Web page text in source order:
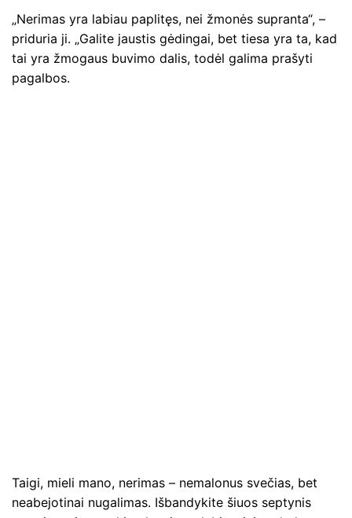
„Nerimas yra labiau paplitęs, nei žmonės supranta“, –
priduria ji. „Galite jaustis gėdingai, bet tiesa yra ta, kad
tai yra žmogaus buvimo dalis, todėl galima prašyti
pagalbos.
Taigi, mieli mano, nerimas – nemalonus svečias, bet
neabejotinai nugalimas. Išbandykite šiuos septynis